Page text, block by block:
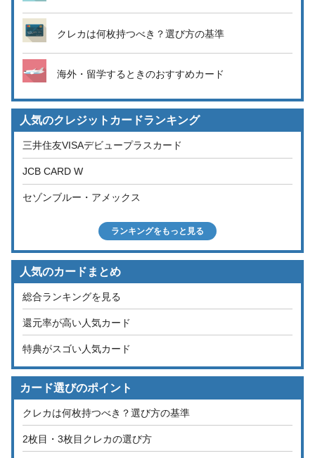
クレカは何枚持つべき？選び方の基準
海外・留学するときのおすすめカード
人気のクレジットカードランキング
三井住友VISAデビュープラスカード
JCB CARD W
セゾンブルー・アメックス
ランキングをもっと見る
人気のカードまとめ
総合ランキングを見る
還元率が高い人気カード
特典がスゴい人気カード
カード選びのポイント
クレカは何枚持つべき？選び方の基準
2枚目・3枚目クレカの選び方